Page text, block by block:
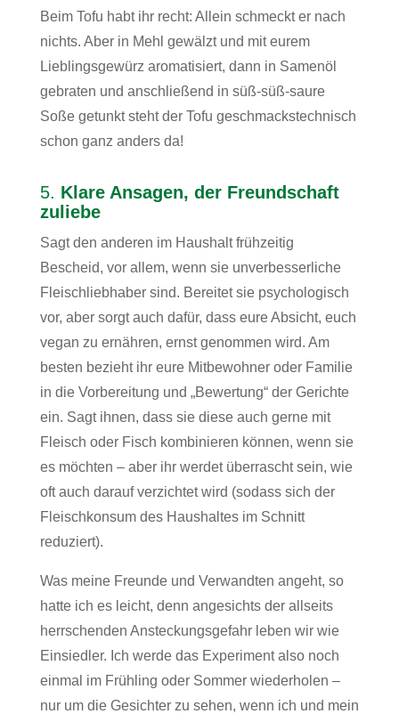
Beim Tofu habt ihr recht: Allein schmeckt er nach
nichts. Aber in Mehl gewälzt und mit eurem
Lieblingsgewürz aromatisiert, dann in Samenöl
gebraten und anschließend in süß-süß-saure
Soße getunkt steht der Tofu geschmackstechnisch
schon ganz anders da!
5. Klare Ansagen, der Freundschaft
zuliebe
Sagt den anderen im Haushalt frühzeitig
Bescheid, vor allem, wenn sie unverbesserliche
Fleischliebhaber sind. Bereitet sie psychologisch
vor, aber sorgt auch dafür, dass eure Absicht, euch
vegan zu ernähren, ernst genommen wird. Am
besten bezieht ihr eure Mitbewohner oder Familie
in die Vorbereitung und „Bewertung“ der Gerichte
ein. Sagt ihnen, dass sie diese auch gerne mit
Fleisch oder Fisch kombinieren können, wenn sie
es möchten – aber ihr werdet überrascht sein, wie
oft auch darauf verzichtet wird (sodass sich der
Fleischkonsum des Haushaltes im Schnitt
reduziert).
Was meine Freunde und Verwandten angeht, so
hatte ich es leicht, denn angesichts der allseits
herrschenden Ansteckungsgefahr leben wir wie
Einsiedler. Ich werde das Experiment also noch
einmal im Frühling oder Sommer wiederholen –
nur um die Gesichter zu sehen, wenn ich und mein